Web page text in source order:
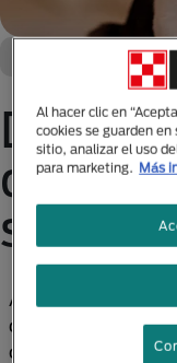
Cuidado Y Bienestar
de
Algunas personas
completo sin un
otra parte, a otras
Al hacer clic en
cookies se guarden
sitio, analizar el uso
para marketing.
Más